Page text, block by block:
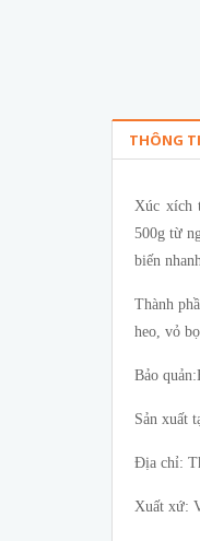
THÔNG
Xúc xích
500g từ
biến
Thành
heo, vỏ
Bảo
Sản xuất
Địa chỉ:
Xuất xứ: